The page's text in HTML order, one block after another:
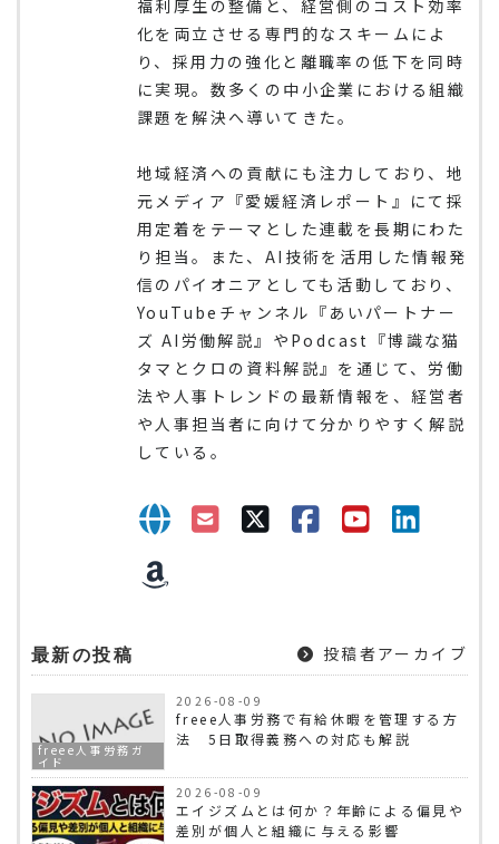
福利厚生の整備と、経営側のコスト効率
化を両立させる専門的なスキームによ
り、採用力の強化と離職率の低下を同時
に実現。数多くの中小企業における組織
課題を解決へ導いてきた。
地域経済への貢献にも注力しており、地
元メディア『愛媛経済レポート』にて採
用定着をテーマとした連載を長期にわた
り担当。また、AI技術を活用した情報発
信のパイオニアとしても活動しており、
YouTubeチャンネル『あいパートナー
ズ AI労働解説』やPodcast『博識な猫
タマとクロの資料解説』を通じて、労働
法や人事トレンドの最新情報を、経営者
や人事担当者に向けて分かりやすく解説
している。
最新の投稿 投稿者アーカイブ
freee人事労務ガ
イド
2026-08-09
freee人事労務で有給休暇を管理する方
法 5日取得義務への対応も解説
2026-08-09
エイジズムとは何か？年齢による偏見や
差別が個人と組織に与える影響